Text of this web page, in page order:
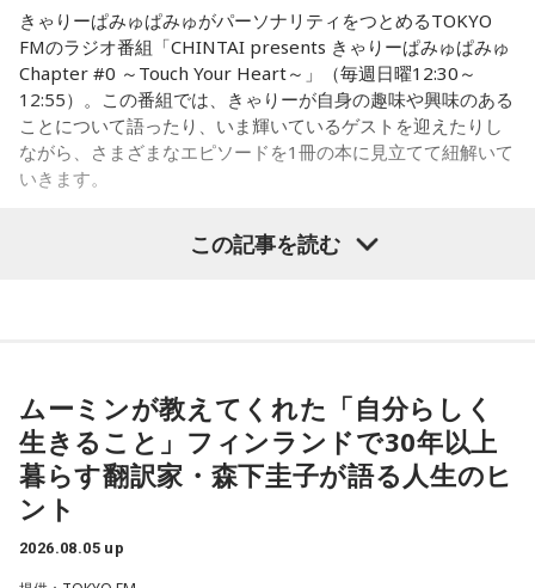
のご遺族も多く、次から次へと名乗り出ていらして、およそ8
割の亡くなった方のお名前が判明しました。
いのはな慰霊碑
合わせて、地元の皆さんからもこの悲惨な銃撃を語り継いで
ようになりました。1992年には、地元のロータリークラブの
人の方のお名前が分かり、石碑にもお名前が刻まれました。
ご遺族の方も80年の時を経て、「ようやくホッとした」とお
っしゃったといいます。「調査は諦めてはいけない」と話す
齊藤さんですが、まだまだご苦労もあります。
「当時は自分の持ち物に名前を書いていましたので、遺品に
お名前はあるんですが、ご家族からの借物を持っていたりし
前タオルと一緒に汗拭き用のタオルも持ってきて（笑）。
「当たったら」だもんね、来てくれたらいいな……当たれ
（笑）！ だって、2人で来てほしいもん。もしディズニーに
行けて、ライブにも行けたときはまた教えてね！ 当たります
ように♡
※放送エリア外の方は、プレミアム会員の登録でご利用いた
パーソナリティ：アンジー校長（アンジェリーナ1/3・
Gacharic Spin）、たんぼ教頭（溝上たんぼ）
放送日時：月曜～木曜 22:00～23:55／金曜 22:00～22:55
番組Webサイト：https://www.tfm.co.jp/lock/
番組公式X：
きゃりーぱみゅぱみゅがパーソナリティをつとめるTOKYO
FMのラジオ番組「CHINTAI presents きゃりーぱみゅぱみゅ
Chapter #0 ～Touch Your Heart～」（毎週日曜12:30～
12:55）。この番組では、きゃりーが自身の趣味や興味のある
ことについて語ったり、いま輝いているゲストを迎えたりし
ながら、さまざまなエピソードを1冊の本に見立てて紐解いて
いきます。
8月2日（日）放送のゲストは、「ハグレモノをツワモノに」
を企業理念に掲げる株式会社yutori 代表取締役社長の片石貴
（左から）パーソナリティのきゃりーぱみゅぱみゅ、株式会
社yutori代表取締役社長 片石貴展さん（ゆとりくん）
ゆとりくんは、Z世代向けアパレルブランドを数多く手がけ、
この記事を読む
ムーミンが教えてくれた「自分らしく
生きること」フィンランドで30年以上
暮らす翻訳家・森下圭子が語る人生のヒ
ント
2026.08.05 up